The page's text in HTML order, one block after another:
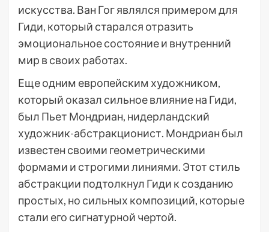
искусства. Ван Гог являлся примером для
Гиди, который старался отразить
эмоциональное состояние и внутренний
мир в своих работах.
Еще одним европейским художником,
который оказал сильное влияние на Гиди,
был Пьет Мондриан, нидерландский
художник-абстракционист. Мондриан был
известен своими геометрическими
формами и строгими линиями. Этот стиль
абстракции подтолкнул Гиди к созданию
простых, но сильных композиций, которые
стали его сигнатурной чертой.